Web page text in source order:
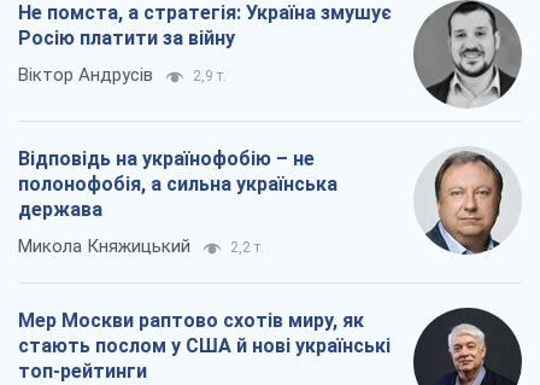
Не помста, а стратегія: Україна змушує
Росію платити за війну
Віктор Андрусів 2,9 т.
Відповідь на українофобію – не
полонофобія, а сильна українська
держава
Микола Княжицький 2,2 т.
Мер Москви раптово схотів миру, як
стають послом у США й нові українські
топ-рейтинги